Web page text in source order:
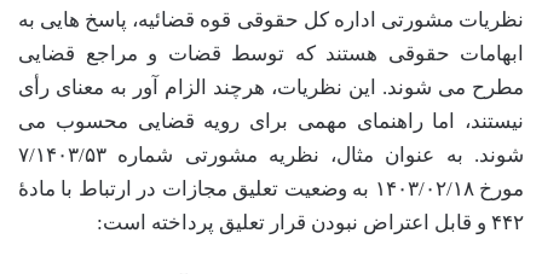
نظریات مشورتی اداره کل حقوقی قوه قضائیه، پاسخ هایی به
ابهامات حقوقی هستند که توسط قضات و مراجع قضایی
مطرح می شوند. این نظریات، هرچند الزام آور به معنای رأی
نیستند، اما راهنمای مهمی برای رویه قضایی محسوب می
شوند. به عنوان مثال، نظریه مشورتی شماره ۷/۱۴۰۳/۵۳
مورخ ۱۴۰۳/۰۲/۱۸ به وضعیت تعلیق مجازات در ارتباط با مادۀ
۴۴۲ و قابل اعتراض نبودن قرار تعلیق پرداخته است: